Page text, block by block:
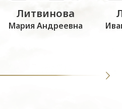
Литвинова
Мария Андреевна